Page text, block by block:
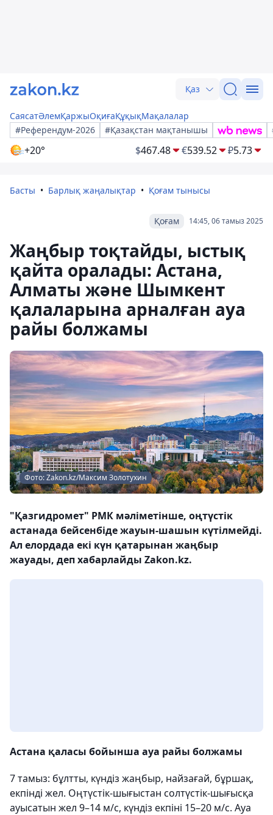
Қаз
СаясатӘлемҚаржыОқиғаҚұқықМақалалар
#Референдум-2026
#Қазақстан мақтанышы
+20° $467.48 €539.52 ₽5.73
Басты Барлық жаңалықтар Қоғам тынысы
14:45, 06 тамыз 2025
Қоғам
Жаңбыр тоқтайды, ыстық
қайта оралады: Астана,
Алматы және Шымкент
қалаларына арналған ауа
райы болжамы
Фото: Zakon.kz/Максим Золотухин
"Қазгидромет" РМК мәліметінше, оңтүстік
астанада бейсенбіде жауын-шашын күтілмейді.
Ал елордада екі күн қатарынан жаңбыр
жауады, деп хабарлайды Zakon.kz.
Астана қаласы бойынша ауа райы болжамы
7 тамыз: бұлтты, күндіз жаңбыр, найзағай, бұршақ,
екпінді жел. Оңтүстік-шығыстан солтүстік-шығысқа
ауысатын жел 9–14 м/с, күндіз екпіні 15–20 м/с. Ауа